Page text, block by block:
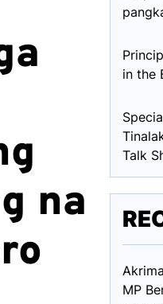
na
in the
Talk
MP